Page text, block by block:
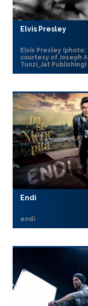
Elvis Presley
Elvis Presley (photo:
courtesy of Joseph A
Tunzi_Jat Publishing)
Endi
endi